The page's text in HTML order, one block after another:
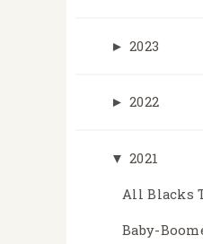
► 2023
► 2022
▼ 2021
All Blacks
Baby-